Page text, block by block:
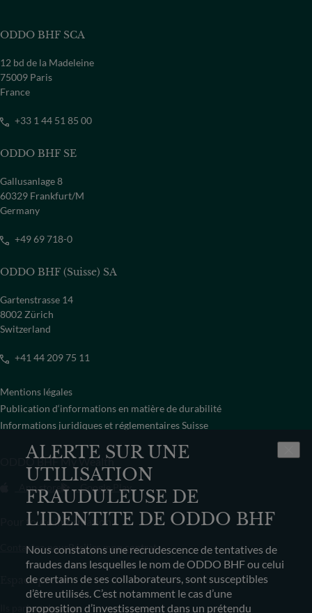
ALERTE SUR UNE
UTILISATION
FRAUDULEUSE DE
L'IDENTITE DE ODDO BHF
Nous constatons une recrudescence de tentatives de
fraudes dans lesquelles le nom de ODDO BHF ou celui
de certains de ses collaborateurs, sont susceptibles
d’être utilisés. C’est notamment le cas d’une
proposition d’investissement dans un prétendu
ODDO BHF SCA
12 bd de la Madeleine
75009 Paris
France
+33 1 44 51 85 00
ODDO BHF SE
Gallusanlage 8
60329 Frankfurt/M
Germany
+49 69 718-0
ODDO BHF (Suisse) SA
Gartenstrasse 14
8002 Zürich
Switzerland
+41 44 209 75 11
Mentions légales
Publication d‘informations en matière de durabilité
Informations juridiques et réglementaires Suisse
ODDO BHF My Wealth
App store Google Play
Pour toute information
Contactez-nousRésilier mon contrat
Espace presse
Ils parlent de nous